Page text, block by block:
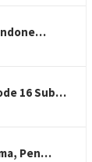
16 Sub…
Pen…